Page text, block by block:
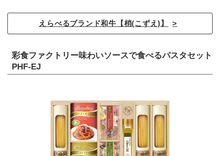
えらべるブランド和牛【梢(こずえ)】
彩食ファクトリー味わいソースで食べるパスタセット
PHF-EJ